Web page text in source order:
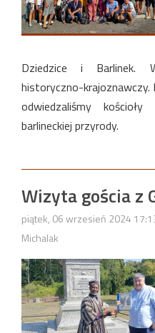
Dziedzice i Barlinek.
historyczno-krajoznawczy.
odwiedzaliśmy
barlineckiej przyrody.
Wizyta gościa z
piątek, 06 wrzesień 2024
Michalak